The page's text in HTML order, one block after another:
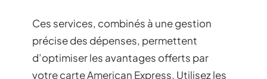
Ces services, combinés à une gestion
précise des dépenses, permettent
d’optimiser les avantages offerts par
votre carte American Express. Utilisez les